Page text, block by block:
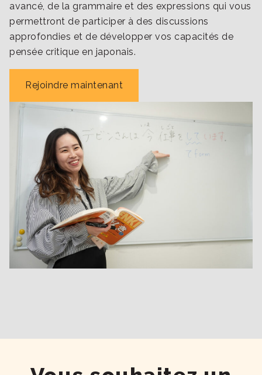
avancé, de la grammaire et des expressions qui vous
permettront de participer à des discussions
approfondies et de développer vos capacités de
pensée critique en japonais.
Rejoindre maintenant